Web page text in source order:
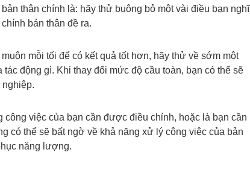
thân chính là: hãy thử buông bỏ một vài điều bạn nghĩ
bản thân đề ra.
mỗi tối để có kết quả tốt hơn, hãy thử về sớm một
động gì. Khi thay đổi mức độ cầu toàn, bạn có thể sẽ
việc của bạn cần được điều chỉnh, hoặc là bạn cần
có thể sẽ bất ngờ về khả năng xử lý công việc của bản
năng lượng.